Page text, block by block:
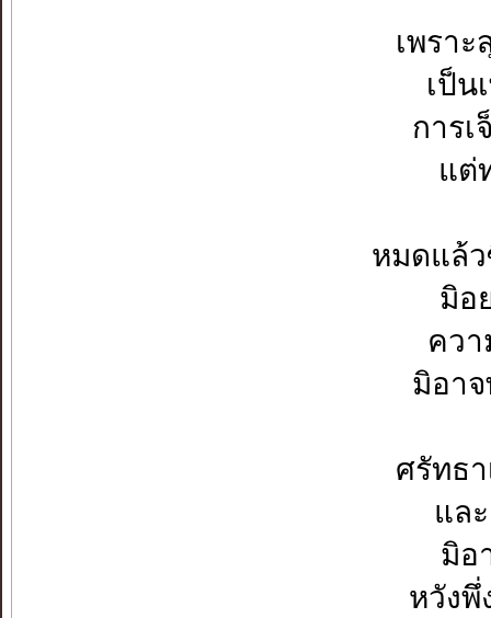
เพรา
เป็น
การเ
แต่
หมดแล้ว
มิอ
คว
มิอา
ศรัทธ
แล
มิอ
หวังพึ่